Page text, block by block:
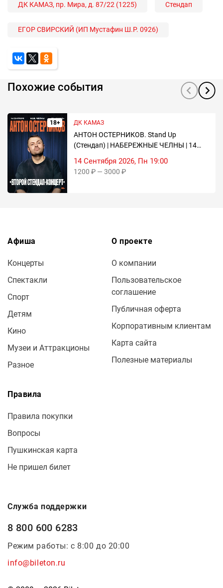
ДК КАМАЗ, пр. Мира, д. 87/22 (1225) Стендап
ЕГОР СВИРСКИЙ (ИП Мустафин Ш.Р. 0926)
Похожие события
18+ ДК КАМАЗ
АНТОН ОСТЕРНИКОВ. Stand Up
(Стендап) | НАБЕРЕЖНЫЕ ЧЕЛНЫ | 14
14 Сентября 2026, Пн 19:00
1200 ₽ — 3000 ₽
Афиша
Концерты
Спектакли
Спорт
Детям
Кино
Музеи и Аттракционы
Разное
О проекте
О компании
Пользовательское
соглашение
Публичная оферта
Корпоративным клиентам
Карта сайта
Полезные материалы
Правила
Правила покупки
Вопросы
Пушкинская карта
Не пришел билет
Служба поддержки
8 800 600 6283
Режим работы: с 8:00 до 20:00
info@bileton.ru